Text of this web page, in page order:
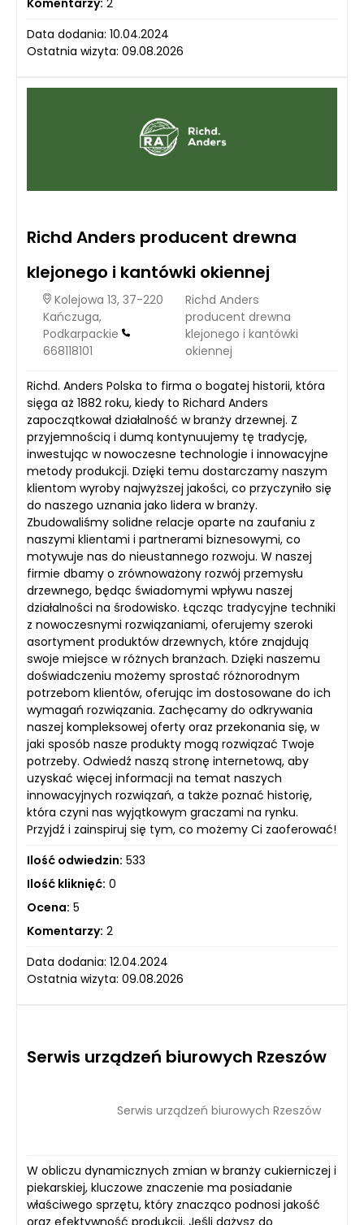
Komentarzy: 2
Data dodania: 10.04.2024
Ostatnia wizyta: 09.08.2026
Richd Anders producent drewna
klejonego i kantówki okiennej
Kolejowa 13, 37-220
Kańczuga,
Podkarpackie
668118101
Richd Anders
producent drewna
klejonego i kantówki
okiennej
Richd. Anders Polska to firma o bogatej historii, która
sięga aż 1882 roku, kiedy to Richard Anders
zapoczątkował działalność w branży drzewnej. Z
przyjemnością i dumą kontynuujemy tę tradycję,
inwestując w nowoczesne technologie i innowacyjne
metody produkcji. Dzięki temu dostarczamy naszym
klientom wyroby najwyższej jakości, co przyczyniło się
do naszego uznania jako lidera w branży.
Zbudowaliśmy solidne relacje oparte na zaufaniu z
naszymi klientami i partnerami biznesowymi, co
motywuje nas do nieustannego rozwoju. W naszej
firmie dbamy o zrównoważony rozwój przemysłu
drzewnego, będąc świadomymi wpływu naszej
działalności na środowisko. Łącząc tradycyjne techniki
z nowoczesnymi rozwiązaniami, oferujemy szeroki
asortyment produktów drzewnych, które znajdują
swoje miejsce w różnych branżach. Dzięki naszemu
doświadczeniu możemy sprostać różnorodnym
potrzebom klientów, oferując im dostosowane do ich
wymagań rozwiązania. Zachęcamy do odkrywania
naszej kompleksowej oferty oraz przekonania się, w
jaki sposób nasze produkty mogą rozwiązać Twoje
potrzeby. Odwiedź naszą stronę internetową, aby
uzyskać więcej informacji na temat naszych
innowacyjnych rozwiązań, a także poznać historię,
która czyni nas wyjątkowym graczami na rynku.
Przyjdź i zainspiruj się tym, co możemy Ci zaoferować!
Ilość odwiedzin: 533
Ilość kliknięć: 0
Ocena: 5
Komentarzy: 2
Data dodania: 12.04.2024
Ostatnia wizyta: 09.08.2026
Serwis urządzeń biurowych Rzeszów
Serwis urządzeń biurowych Rzeszów
W obliczu dynamicznych zmian w branży cukierniczej i
piekarskiej, kluczowe znaczenie ma posiadanie
właściwego sprzętu, który znacząco podnosi jakość